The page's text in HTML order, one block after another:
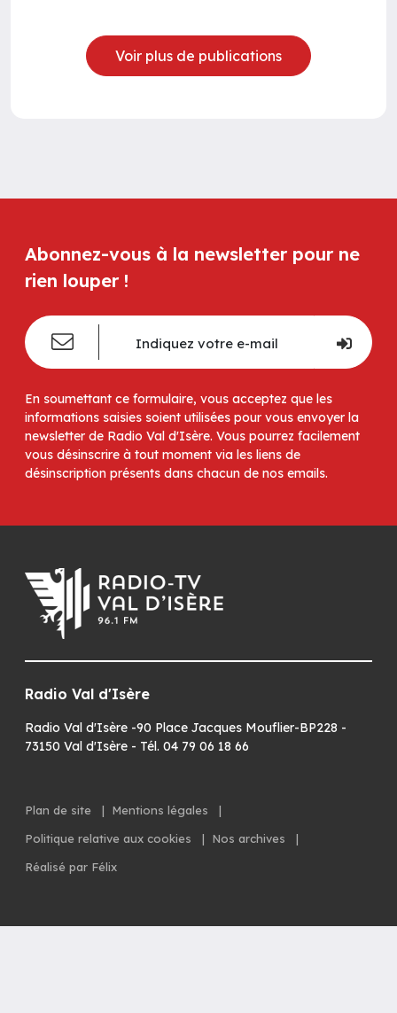
Voir plus de publications
Abonnez-vous à la newsletter pour ne
rien louper !
En soumettant ce formulaire, vous acceptez que les
informations saisies soient utilisées pour vous envoyer la
newsletter de Radio Val d'Isère. Vous pourrez facilement
vous désinscrire à tout moment via les liens de
désinscription présents dans chacun de nos emails.
Radio Val d'Isère
Radio Val d'Isère -90 Place Jacques Mouflier-BP228 -
73150 Val d'Isère - Tél. 04 79 06 18 66
Plan de site | Mentions légales
|
Politique relative aux cookies
| Nos archives
|
Réalisé par Félix